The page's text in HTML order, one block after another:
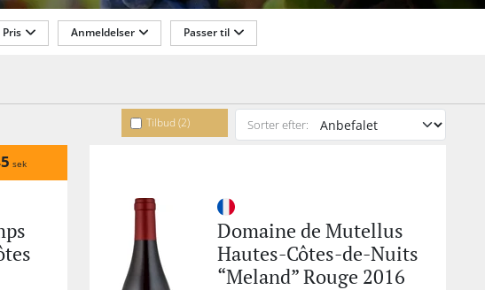
Pris Anmeldelser Passer til
Tilbud (2) Sorter efter:
sek
Domaine de Mutellus
Hautes-Côtes-de-Nuits
“Meland” Rouge 2016